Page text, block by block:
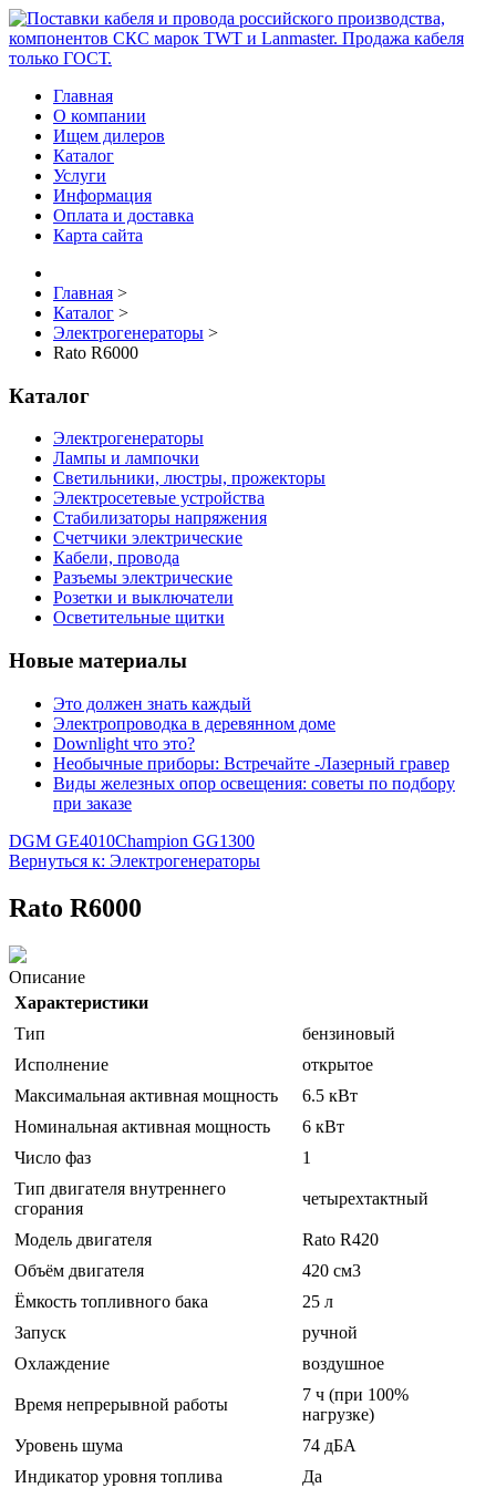
Главная
О компании
Ищем дилеров
Каталог
Услуги
Информация
Оплата и доставка
Карта сайта
Главная >
Каталог >
Электрогенераторы >
Rato R6000
Каталог
Электрогенераторы
Лампы и лампочки
Светильники, люстры, прожекторы
Электросетевые устройства
Стабилизаторы напряжения
Счетчики электрические
Кабели, провода
Разъемы электрические
Розетки и выключатели
Осветительные щитки
Новые материалы
Это должен знать каждый
Электропроводка в деревянном доме
Downlight что это?
Необычные приборы: Встречайте -Лазерный гравер
Виды железных опор освещения: советы по подбору
при заказе
DGM GE4010Champion GG1300
Вернуться к: Электрогенераторы
Rato R6000
Описание
Характеристики
Тип
бензиновый
Исполнение
открытое
Максимальная активная мощность
6.5 кВт
Номинальная активная мощность
6 кВт
Число фаз
1
Тип двигателя внутреннего
сгорания
четырехтактный
Модель двигателя
Rato R420
Объём двигателя
420 см3
Ёмкость топливного бака
25 л
Запуск
ручной
Охлаждение
воздушное
Время непрерывной работы
7 ч (при 100%
нагрузке)
Уровень шума
74 дБА
Индикатор уровня топлива
Да